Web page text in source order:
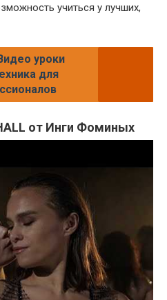
учиться у лучших,
уроки
для
от Инги Фоминых